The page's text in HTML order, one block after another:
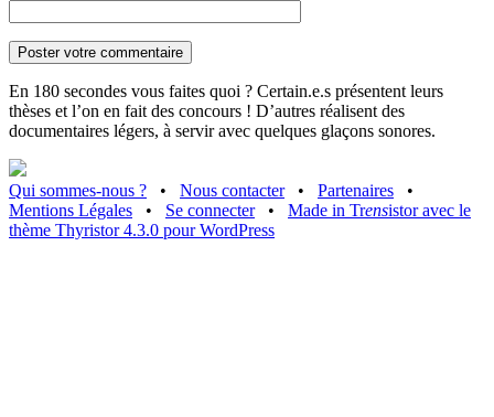
En 180 secondes vous faites quoi ? Certain.e.s présentent leurs
thèses et l’on en fait des concours ! D’autres réalisent des
documentaires légers, à servir avec quelques glaçons sonores.
Qui sommes-nous ? • Nous contacter • Partenaires
•
Mentions Légales
• Se connecter • Made in Trensistor avec le
thème Thyristor 4.3.0 pour WordPress